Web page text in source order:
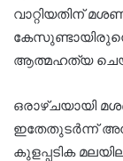
വാറ്റിയതിന്
ആത്മഹത്യ
ഒരാഴ്ചയായി
ഇതേതുടര്‍ന്ന്
കുളപ്പടിക